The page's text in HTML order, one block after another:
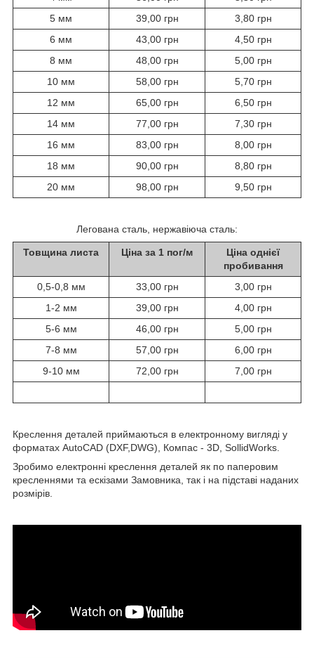
5 мм
39,00 грн
3,80 грн
6 мм
43,00 грн
4,50 грн
8 мм
48,00 грн
5,00 грн
10 мм
58,00 грн
5,70 грн
12 мм
65,00 грн
6,50 грн
14 мм
77,00 грн
7,30 грн
16 мм
83,00 грн
8,00 грн
18 мм
90,00 грн
8,80 грн
20 мм
98,00 грн 9,50 грн
Легована сталь, нержавіюча сталь:
Товщина листа Ціна за 1 пог/м
Ціна однієї
пробивання
0,5-0,8 мм
33,00 грн
3,00 грн
1-2 мм
39,00 грн
4,00 грн
5-6 мм
46,00 грн
5,00 грн
7-8 мм
57,00 грн
6,00 грн
9-10 мм
72,00 грн 7,00 грн
Креслення деталей приймаються в електронному вигляді у
форматах AutoCAD (DXF,DWG), Компас - 3D, SollidWorks.
Зробимо електронні креслення деталей як по паперовим
кресленнями та ескізами Замовника, так і на підставі наданих
розмірів.